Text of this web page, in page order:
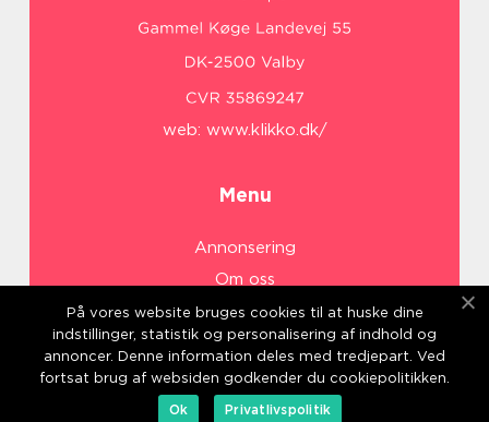
web: www.klikko.dk/
Menu
Annonsering
Om oss
Cookies
Kontakta oss
Sitemap
På vores website bruges cookies til at huske dine
indstillinger, statistik og personalisering af indhold og
annoncer. Denne information deles med tredjepart. Ved
fortsat brug af websiden godkender du cookiepolitikken.
Ok
Privatlivspolitik